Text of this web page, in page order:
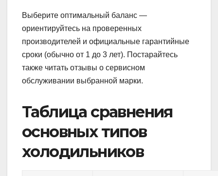
Выберите оптимальный баланс —
ориентируйтесь на проверенных
производителей и официальные гарантийные
сроки (обычно от 1 до 3 лет). Постарайтесь
также читать отзывы о сервисном
обслуживании выбранной марки.
Таблица сравнения
основных типов
холодильников